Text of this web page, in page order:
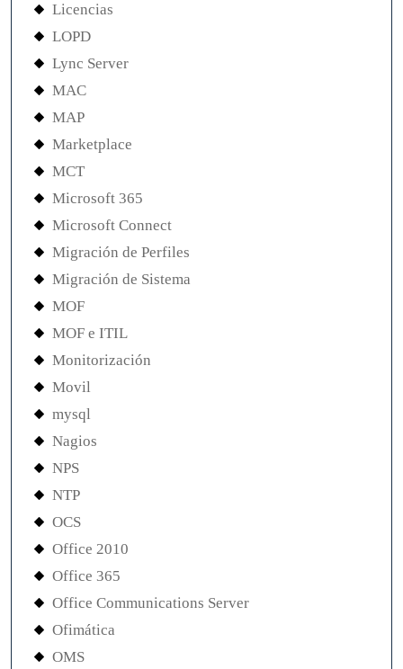
Licencias
LOPD
Lync Server
MAC
MAP
Marketplace
MCT
Microsoft 365
Microsoft Connect
Migración de Perfiles
Migración de Sistema
MOF
MOF e ITIL
Monitorización
Movil
mysql
Nagios
NPS
NTP
OCS
Office 2010
Office 365
Office Communications Server
Ofimática
OMS